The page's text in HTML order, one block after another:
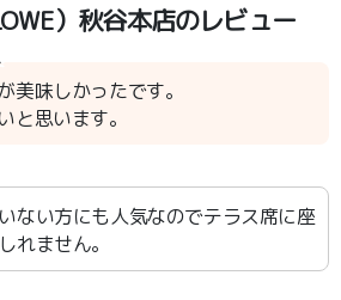
）秋谷本店のレビュー
美味しかったです。
と思います。
ない方にも人気なのでテラス席に座
れません。